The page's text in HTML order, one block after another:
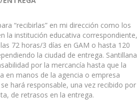
“recibirlas” en mi dirección como los
la institución educativa correspondiente,
72 horas/3 días en GAM o hasta 120
la ciudad de entrega. Santillana
por la mercancía hasta que la
en manos de la agencia o empresa
hará responsable, una vez recibido por
de retrasos en la entrega.